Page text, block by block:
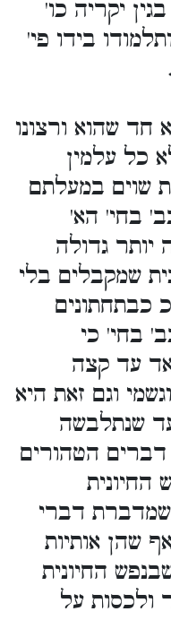
יקריה כו'
בידו פי'
חד שהוא ורצונו
כל עלמין
שוים במעלתם
בחי' הא'
יותר גדולה
שמקבלים בלי
כבתחתונים
בחי' כי
עד קצה
וגם זאת היא
שנתלבשה
דברים הטהורים
החיונית
דברי
שהן אותיות
החיונית
ולכסות על